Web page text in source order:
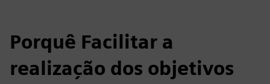
Porquê Facilitar a
realização dos objetivos